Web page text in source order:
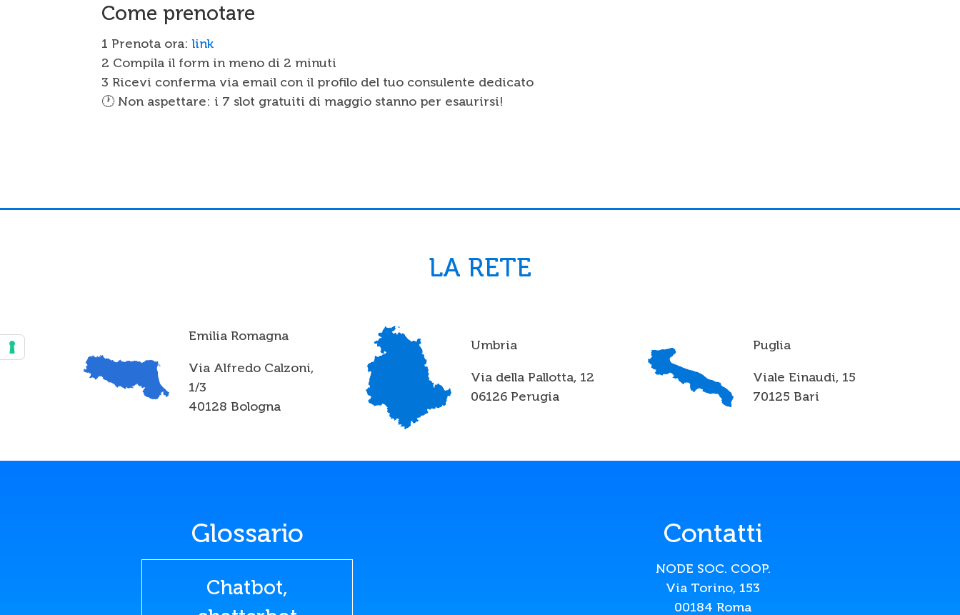
Come prenotare
1 Prenota ora:link
2 Compila il form in meno di 2 minuti
3 Ricevi conferma via email con il profilo del tuo consulente dedicato
🕐 Non aspettare: i 7 slot gratuiti di maggio stanno per esaurirsi!
LA RETE
Emilia Romagna
Via Alfredo Calzoni,
1/3
40128 Bologna
Umbria
Via della Pallotta, 12
06126 Perugia
Puglia
Viale Einaudi, 15
70125 Bari
Glossario
Chatbot,
Contatti
NODE SOC. COOP.
Via Torino, 153
00184 Roma